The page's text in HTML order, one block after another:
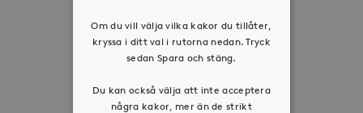
Jobba hos oss
Press & mediakontakt
Om du vill välja vilka kakor du tillåter,
kryssa i ditt val i rutorna nedan. Tryck
sedan Spara och stäng.
Du kan också välja att inte acceptera
några kakor, mer än de strikt